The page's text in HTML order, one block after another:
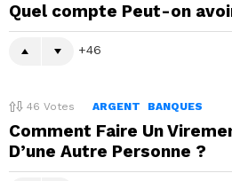
Quel compte Peut-on
46
46 Votes ARGENT BANQUES
Comment Faire Un
D’une Autre Personne ?